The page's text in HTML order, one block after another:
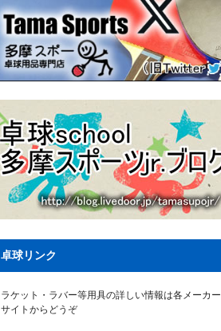
卓球リンク
ラケット・ラバー等用具の詳しい情報は各メーカー
サイトからどうぞ